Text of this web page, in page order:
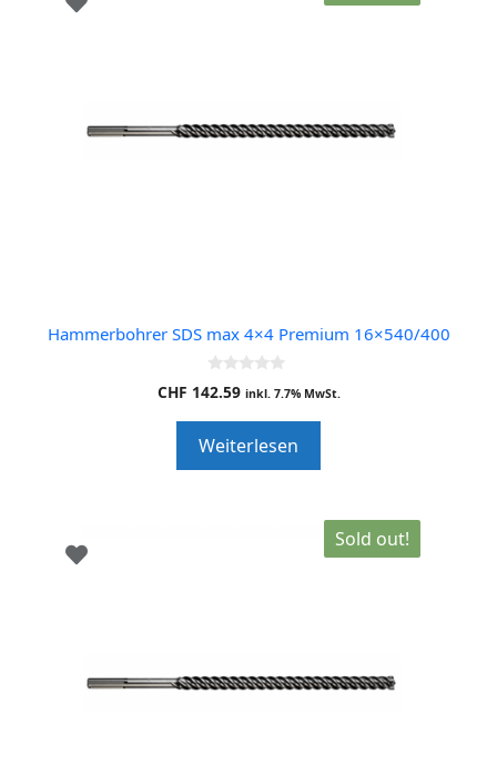
Hammerbohrer SDS max 4×4 Premium 16×540/400
0
o
o
f
5
CHF 142.59 inkl. 7.7% MwSt.
Weiterlesen
Sold out!